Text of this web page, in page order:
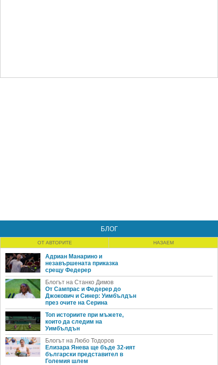
БЛОГ
ОТ АВТОРИТЕ НАЗАЕМ
Адриан Манарино и
незавършената приказка
срещу Федерер
Блогът на Станко Димов
От Сампрас и Федерер до
Джокович и Синер: Уимбълдън
през очите на Серина
Топ историите при мъжете,
които да следим на
Уимбълдън
Блогът на Любо Тодоров
Елизара Янева ще бъде 32-ият
български представител в
Големия шлем